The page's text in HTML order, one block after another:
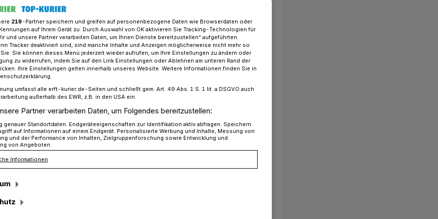
Westfalen
Westfalen
den größten und beliebtesten
Ob Kurztrip oder ausgedehnter Urlaub
schönen Städten NRWs, es gibt
Wenn Sie jetzt glauben, dass NRW
ist, lassen Sie sich vom Gegenteil
218-Partner speichern und greifen auf personenbezogene Daten wie Browserdaten oder
auf Ihrem Gerät zu. Durch Auswahl von OK aktivieren Sie Tracking-Technologien für
und unsere Partner verarbeiten Daten, um Ihnen Dienste bereitzustellen“ aufgeführten
Tracker deaktiviert sind, sind manche Inhalte und Anzeigen möglicherweise nicht mehr so
Sie können dieses Menü jederzeit wieder aufrufen, um Ihre Einstellungen zu ändern oder
zu widerrufen, indem Sie auf den Link Einstellungen oder Ablehnen am unteren Rand der
Ihre Einstellungen gelten innerhalb unseres Website. Weitere Informationen finden Sie in
umfasst alle erft-kurier.de-Seiten und schließt gem. Art. 49 Abs. 1 S. 1 lit. a DSGVO auch
außerhalb des EWR, z.B. in den USA ein.
Partner verarbeiten Daten, um Folgendes bereitzustellen:
genauer Standortdaten. Endgeräteeigenschaften zur Identifikation aktiv abfragen. Speichern
auf Informationen auf einem Endgerät. Personalisierte Werbung und Inhalte, Messung von
und der Performance von Inhalten, Zielgruppenforschung sowie Entwicklung und
von Angeboten.
Informationen